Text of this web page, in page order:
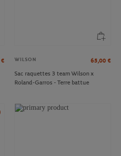
€
WILSON 65,00 €
Sac raquettes 3 team Wilson x
Roland-Garros - Terre battue